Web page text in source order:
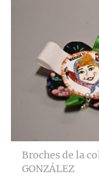
Broches de la
GONZÁLEZ